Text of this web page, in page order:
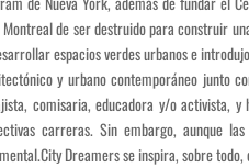
de ser destruido para construir
espacios verdes urbanos e
y urbano contemporáneo junto
comisaria, educadora y/o activista,
carreras. Sin embargo, aunque
Dreamers se inspira, sobre